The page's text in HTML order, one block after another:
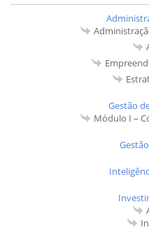
Gestão
Módulo I –